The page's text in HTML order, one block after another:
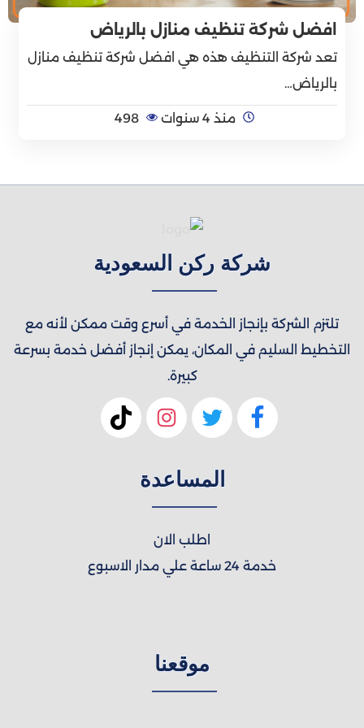
افضل شركة تنظيف منازل بالرياض
تعد شركة التنظيف هذه هي افضل شركة تنظيف منازل
بالرياض…
منذ 4 سنوات 498
شركة ركن السعودية
تلتزم الشركة بإنجاز الخدمة في أسرع وقت ممكن لأنه مع
التخطيط السليم في المكان، يمكن إنجاز أفضل خدمة بسرعة
كبيرة.
المساعدة
اطلب الان
خدمة 24 ساعة علي مدار الاسبوع
موقعنا